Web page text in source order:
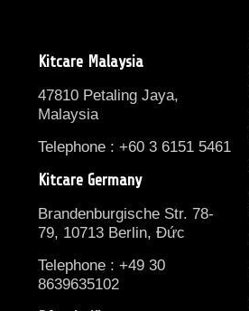
Kitcare Malaysia
47810 Petaling Jaya,
Malaysia
Telephone : +60 3 6151 5461
Kitcare Germany
Brandenburgische Str. 78-
79, 10713 Berlin, Đức
Telephone : +49 30
8639635102